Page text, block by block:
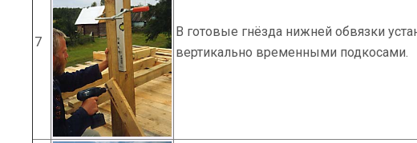
7
В готовые гнёзда нижней обвязки
вертикально временными подкосами.